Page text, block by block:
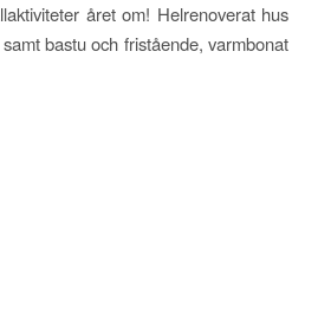
året om! Helrenoverat hus
bastu och fristående, varmbonat